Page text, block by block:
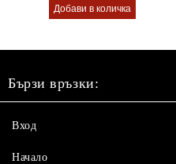
Бързи връзки:
Вход
Начало